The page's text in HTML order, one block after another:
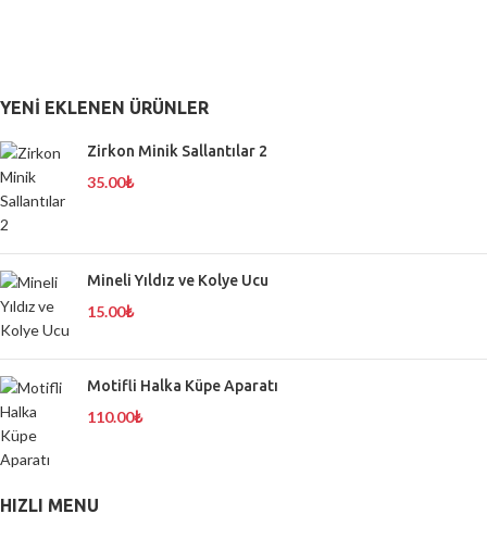
YENI EKLENEN ÜRÜNLER
Zirkon Minik Sallantılar 2
35.00₺
Mineli Yıldız ve Kolye Ucu
15.00₺
Motifli Halka Küpe Aparatı
110.00₺
HIZLI MENU